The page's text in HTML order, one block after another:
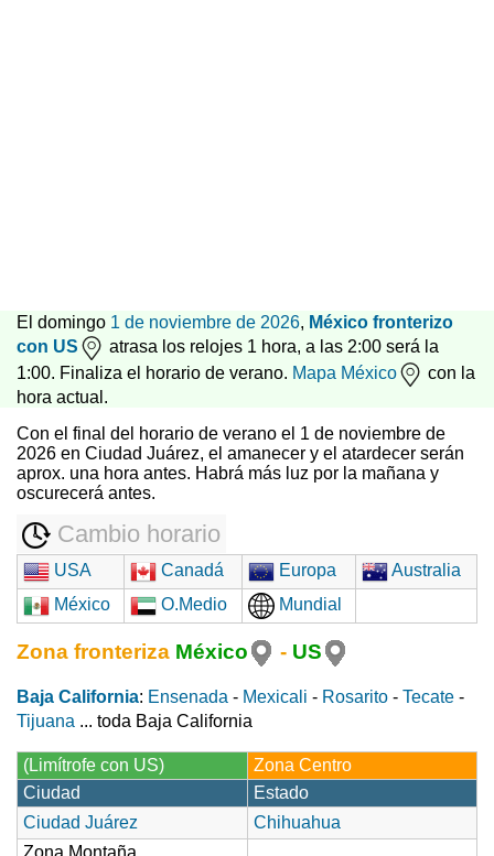
El domingo 1 de noviembre de 2026, México fronterizo
con US
atrasa los relojes 1 hora, a las 2:00 será la
1:00. Finaliza el horario de verano. Mapa México
con la
hora actual.
Con el final del horario de verano el 1 de noviembre de
2026 en Ciudad Juárez, el amanecer y el atardecer serán
aprox. una hora antes. Habrá más luz por la mañana y
oscurecerá antes.
Cambio horario
USA Canadá Europa
Australia
México
O.Medio Mundial
Zona fronteriza México - US
Baja California: Ensenada - Mexicali - Rosarito - Tecate -
Tijuana ... toda Baja California
(Limítrofe con US)
Zona Centro
Ciudad
Estado
Ciudad Juárez
Chihuahua
Zona Montaña